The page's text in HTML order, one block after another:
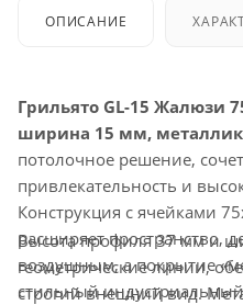
ОПИСАНИЕ
Грильято GL-15 Жалюзи
ширина 15 мм, металлик
потолочное решение,
привлекательность и
Конструкция с ячейками
расширяет пространство,
воздушным, а покрытие
стильный
Высота профиля 37 мм и
геометрические линии,
строгий внешний вид.